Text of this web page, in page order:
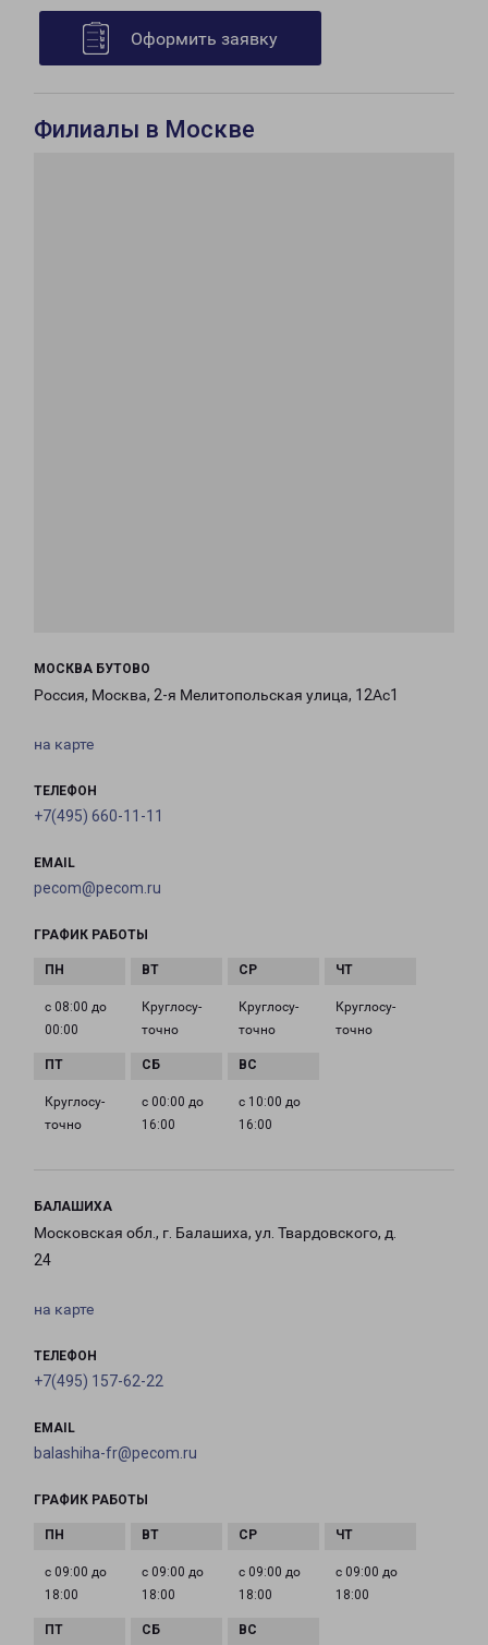
Оформить заявку
Филиалы в Москве
МОСКВА БУТОВО
Россия, Москва, 2-я Мелитопольская улица, 12Ас1
на карте
ТЕЛЕФОН
+7(495) 660-11-11
EMAIL
pecom@pecom.ru
ГРАФИК РАБОТЫ
с 08:00 до
00:00
Круглосу­
точно
Круглосу­
точно
Круглосу­
точно
Круглосу­
точно
с 00:00 до
16:00
с 10:00 до
16:00
БАЛАШИХА
Московская обл., г. Балашиха, ул. Твардовского, д.
24
на карте
ТЕЛЕФОН
+7(495) 157-62-22
EMAIL
balashiha-fr@pecom.ru
ГРАФИК РАБОТЫ
с 09:00 до
18:00
с 09:00 до
18:00
с 09:00 до
18:00
с 09:00 до
18:00